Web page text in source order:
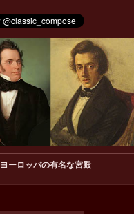
ヨーロッパの有名な宮殿